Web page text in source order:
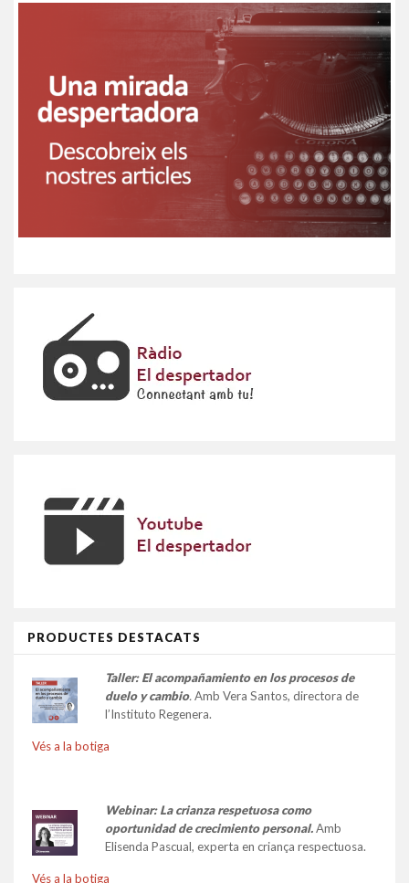
PRODUCTES DESTACATS
Taller: El acompañamiento en los procesos de
duelo y cambio.Amb Vera Santos, directora de
l’Instituto Regenera.
Vés a la botiga
Webinar: La crianza respetuosa como
oportunidad de crecimiento personal.Amb
Elisenda Pascual, experta en criança respectuosa.
Vés a la botiga